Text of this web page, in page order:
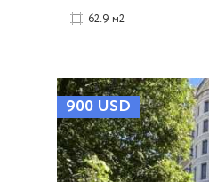
62.9 м2
900 USD